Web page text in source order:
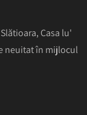
Casa lu'
neuitat în mijlocul